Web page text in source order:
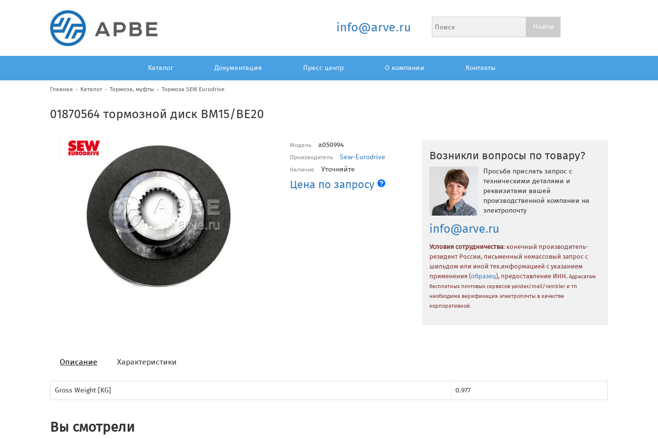
info@arve.ru
Каталог Документация Пресс центр О компании Контакты
Главная Каталог Тормоза, муфты Тормоза SEW Eurodrive
01870564 тормозной диск BM15/BE20
Модель a050994
Производитель Sew-Eurodrive
Наличие Уточняйте
Цена по запросу
Возникли вопросы по товару?
Просьба прислать запрос с
техническими деталями и
реквизитами вашей
производственной компании на
электропочту
info@arve.ru
Условия сотрудничества: конечный производитель-
резидент России, письменный немассовый запрос с
шильдом или иной тех.информацией с указанием
применения (образец), предоставление ИНН. Адресатам
бесплатных почтовых сервисов yandex/mail/rambler и тп
необходима верификация электропочты в качестве
корпоративной.
Описание Характеристики
Gross Weight [KG] 0.977
Вы смотрели